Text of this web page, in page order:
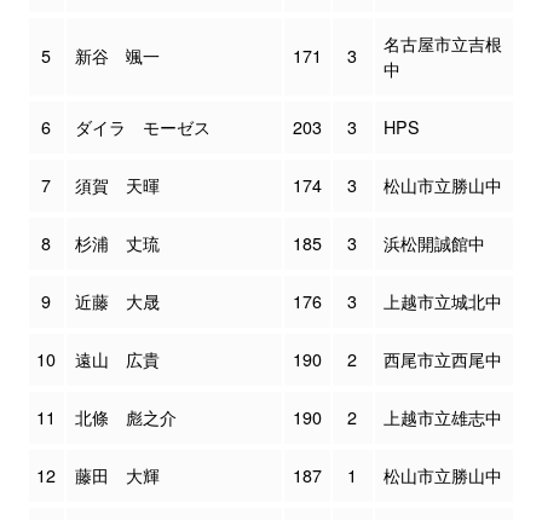
5 新谷 颯一 171 3
名古屋市立吉根
中
6 ダイラ モーゼス 203 3 HPS
7 須賀 天暉 174 3 松山市立勝山中
8 杉浦 丈琉 185 3 浜松開誠館中
9 近藤 大晟 176 3 上越市立城北中
10 遠山 広貴 190 2 西尾市立西尾中
11 北條 彪之介 190 2 上越市立雄志中
12 藤田 大輝 187 1 松山市立勝山中